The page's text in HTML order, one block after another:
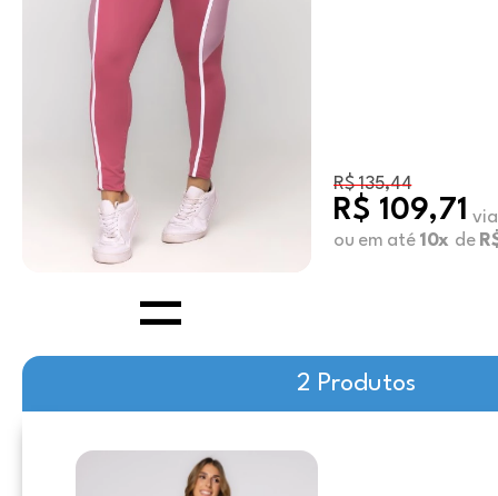
R$ 135,44
R$ 109,71
ou em até 10x de
2 Produtos